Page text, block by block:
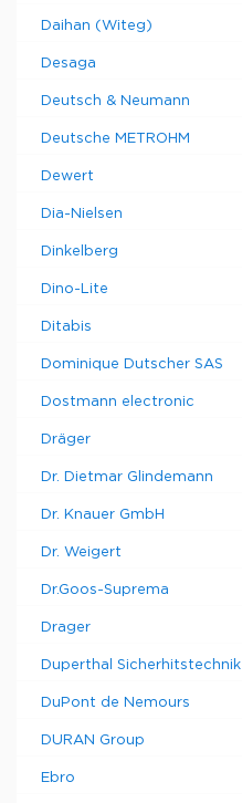
Daihan (Witeg)
Desaga
Deutsch & Neumann
Deutsche METROHM
Dewert
Dia-Nielsen
Dinkelberg
Dino-Lite
Ditabis
Dominique Dutscher SAS
Dostmann electronic
Dräger
Dr. Dietmar Glindemann
Dr. Knauer GmbH
Dr. Weigert
Dr.Goos-Suprema
Drager
Duperthal Sicherhitstechnik
DuPont de Nemours
DURAN Group
Ebro